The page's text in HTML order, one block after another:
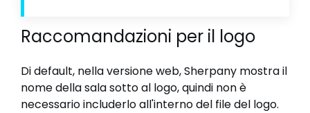
Raccomandazioni per il logo
Di default, nella versione web, Sherpany mostra il
nome della sala sotto al logo, quindi non è
necessario includerlo all'interno del file del logo.